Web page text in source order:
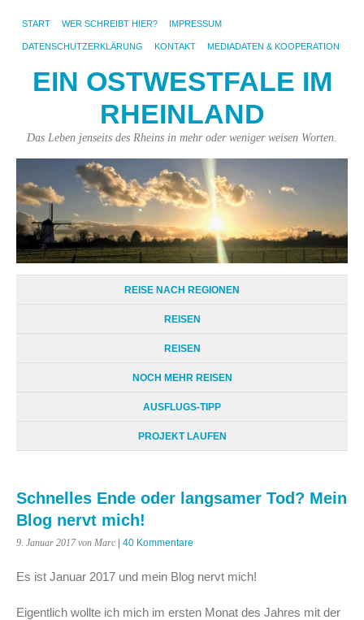
START WER SCHREIBT HIER? IMPRESSUM
DATENSCHUTZERKLÄRUNG KONTAKT MEDIADATEN & KOOPERATION
EIN OSTWESTFALE IM
RHEINLAND
Das Leben jenseits des Rheins in mehr oder weniger weisen Worten.
REISE NACH REGIONEN
REISEN
REISEN
NOCH MEHR REISEN
AUSFLUGS-TIPP
PROJEKT LAUFEN
Schnelles Ende oder langsamer Tod? Mein
Blog nervt mich!
9. Januar 2017 von Marc | 40 Kommentare
Es ist Januar 2017 und mein Blog nervt mich!
Eigentlich wollte ich mich im ersten Monat des Jahres mit der